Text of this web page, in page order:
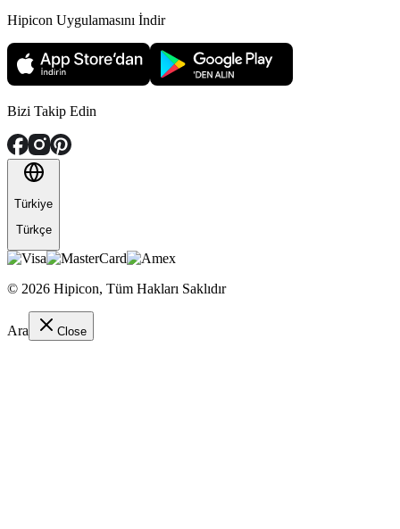
Hipicon Uygulamasını İndir
Bizi Takip Edin
Türkiye
Türkçe
© 2026 Hipicon, Tüm Hakları Saklıdır
Ara Close